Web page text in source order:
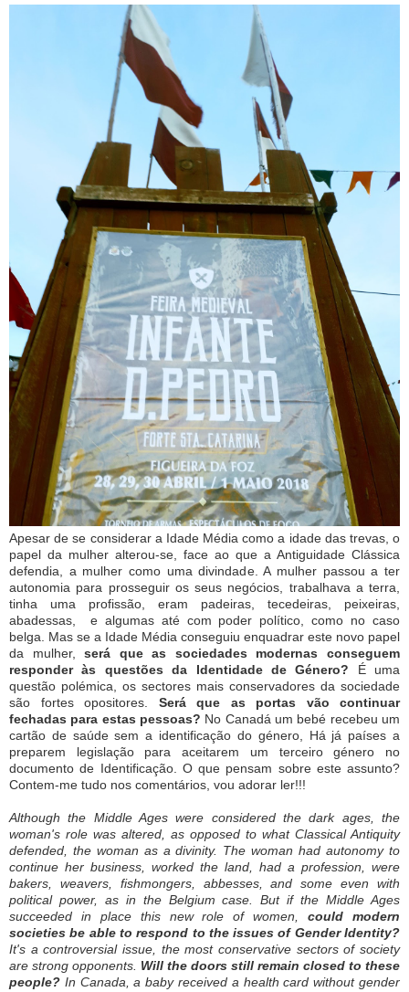
Apesar de se considerar a Idade Média como a idade das trevas, o
papel da mulher alterou-se, face ao que a Antiguidade Clássica
defendia, a mulher como uma divindade. A mulher passou a ter
autonomia para prosseguir os seus negócios, trabalhava a terra,
tinha uma profissão, eram padeiras, tecedeiras, peixeiras,
abadessas, e algumas até com poder político, como no caso
belga. Mas se a Idade Média conseguiu enquadrar este novo papel
da mulher,
será que as sociedades modernas conseguem
responder às questões da Identidade de Género? É uma
questão polémica, os sectores mais conservadores da sociedade
são fortes opositores. Será que as portas vão continuar
fechadas para estas pessoas? No Canadá um bebé recebeu um
cartão de saúde sem a identificação do género, Há já países a
preparem legislação para aceitarem um terceiro género no
documento de Identificação. O que pensam sobre este assunto?
Contem-me tudo nos comentários, vou adorar ler!!!
Although the Middle Ages were considered the dark ages, the
woman's role was altered, as opposed to what Classical Antiquity
defended, the woman as a divinity. The woman had autonomy to
continue her business, worked the land, had a profession, were
bakers, weavers, fishmongers, abbesses, and some even with
political power, as in the Belgium case.
But if the Middle Ages
succeeded in place this new role of women,
could modern
societies be able to respond to the issues of Gender Identity?
It's a controversial issue, the most conservative sectors of society
are strong opponents. Will the doors still remain closed to these
people? In Canada, a baby received a health card without gender